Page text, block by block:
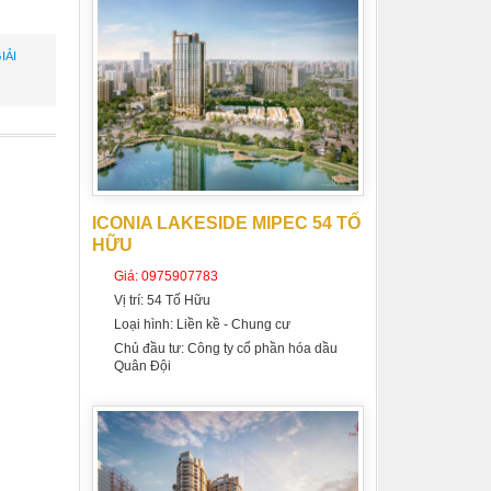
ICONIA LAKESIDE MIPEC 54 TỐ
HỮU
Giá: 0975907783
Vị trí: 54 Tố Hữu
Loại hình: Liền kề - Chung cư
Chủ đầu tư: Công ty cổ phần hóa dầu
Quân Đội